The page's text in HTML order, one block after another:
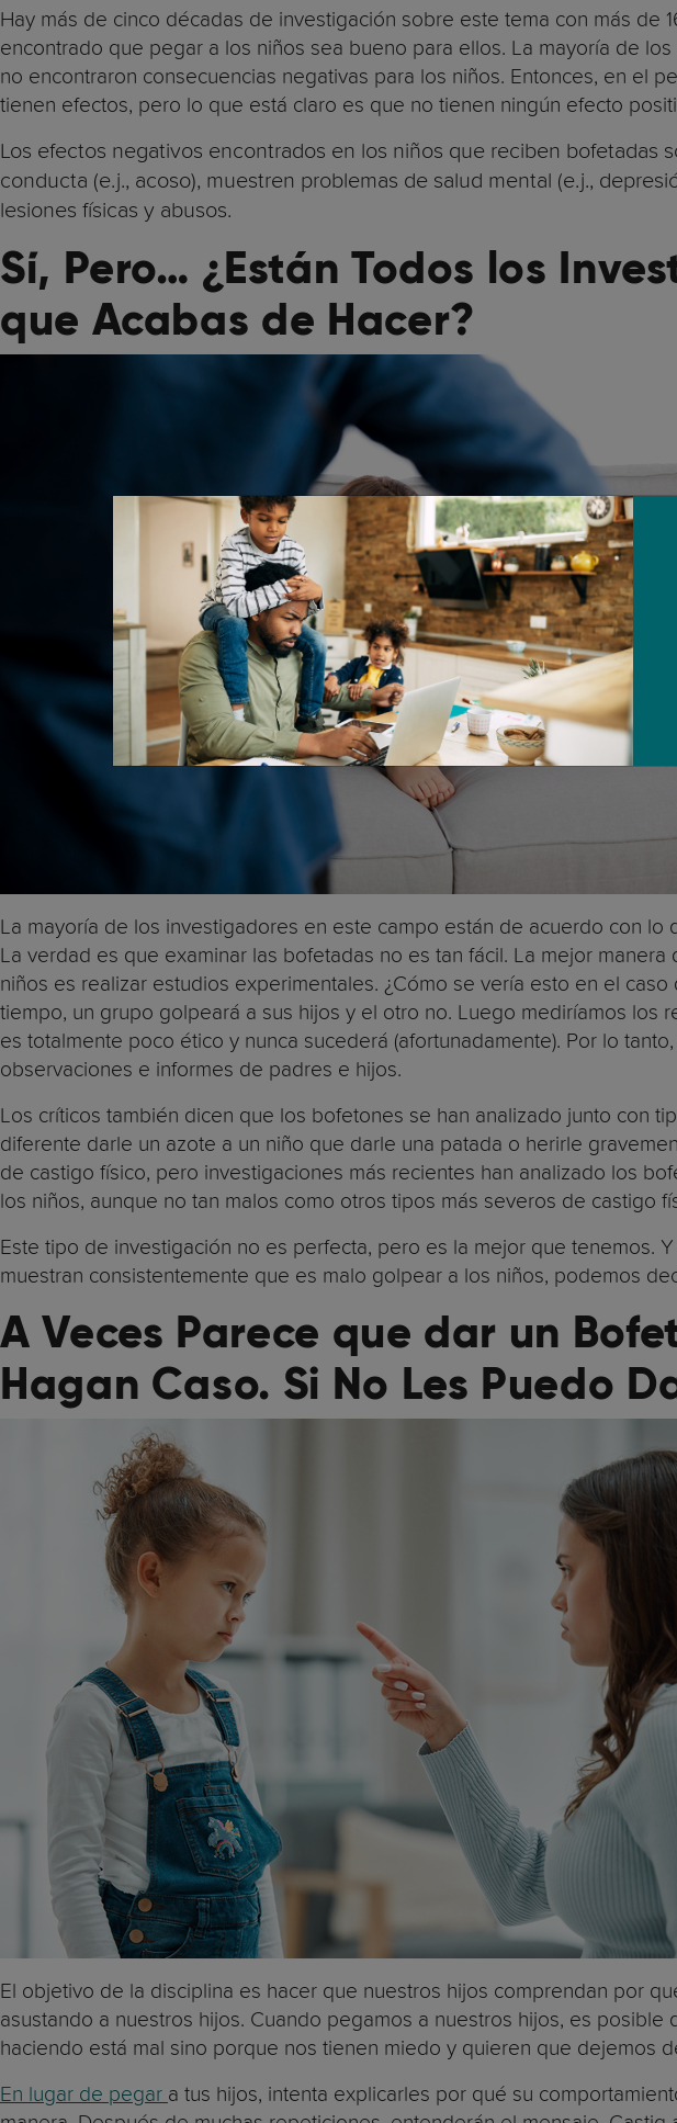
Hay más de cinco décadas de investigación sobre este tema con más de
encontrado que pegar a los niños sea bueno para ellos. La mayoría de
no encontraron consecuencias negativas para los niños. Entonces, en el
tienen efectos, pero lo que está claro es que no tienen ningún efecto
Los efectos negativos encontrados en los niños que reciben bofetadas
conducta (e.j., acoso), muestren problemas de salud mental (e.j.,
lesiones físicas y abusos.
Sí, Pero… ¿Están Todos los
que Acabas de Hacer?
La mayoría de los investigadores en este campo están de acuerdo con lo
La verdad es que examinar las bofetadas no es tan fácil. La mejor
niños es realizar estudios experimentales. ¿Cómo se vería esto en el
tiempo, un grupo golpeará a sus hijos y el otro no. Luego mediríamos
es totalmente poco ético y nunca sucederá (afortunadamente). Por lo
observaciones e informes de padres e hijos.
Los críticos también dicen que los bofetones se han analizado junto con
diferente darle un azote a un niño que darle una patada o herirle
de castigo físico, pero investigaciones más recientes han analizado los
los niños, aunque no tan malos como otros tipos más severos de castigo
Este tipo de investigación no es perfecta, pero es la mejor que tenemos.
muestran consistentemente que es malo golpear a los niños, podemos
A Veces Parece que dar un
Hagan Caso. Si No Les Puedo
El objetivo de la disciplina es hacer que nuestros hijos comprendan por
asustando a nuestros hijos. Cuando pegamos a nuestros hijos, es
haciendo está mal sino porque nos tienen miedo y quieren que dejemos
En lugar de pegar a tus hijos, intenta explicarles por qué su